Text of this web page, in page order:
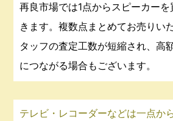
再良市場では1点からスピーカー
きます。複数点まとめてお売りい
タッフの査定工数が短縮され、高
につながる場合もございます。
テレビ・レコーダーなどは一点か